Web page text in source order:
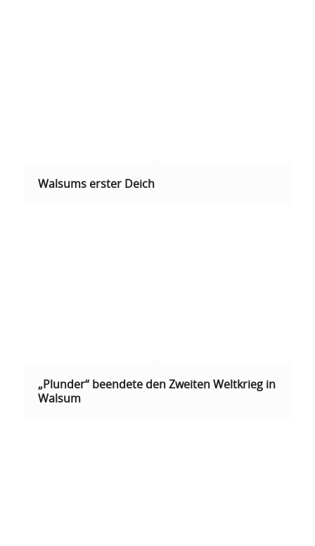
Walsums erster Deich
„Plunder“ beendete den Zweiten Weltkrieg in
Walsum